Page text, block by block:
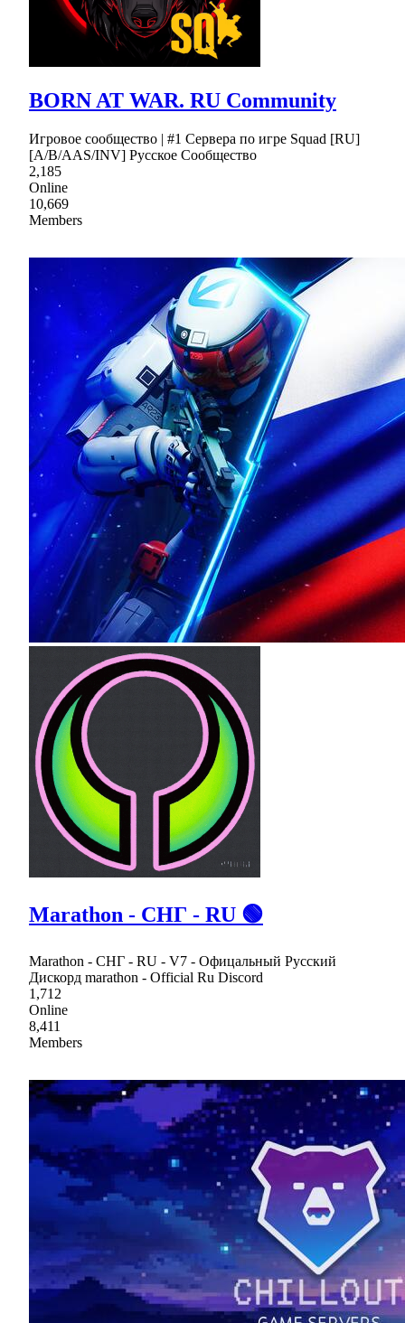
BORN AT WAR. RU Community
Игровое сообщество | #1 Сервера по игре Squad [RU]
[A/B/AAS/INV] Русское Сообщество
2,185
Online
10,669
Members
Marathon - СНГ - RU 🟢
Marathon - СНГ - RU - V7 - Офицальный Русский
Дискорд marathon - Official Ru Discord
1,712
Online
8,411
Members